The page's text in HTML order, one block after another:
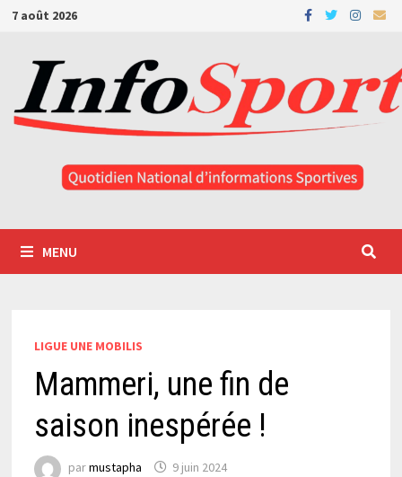
Passer
contenu
7 août 2026
MENU
LIGUE UNE MOBILIS
Mammeri, une fin de
saison inespérée !
parmustapha 9 juin 2024